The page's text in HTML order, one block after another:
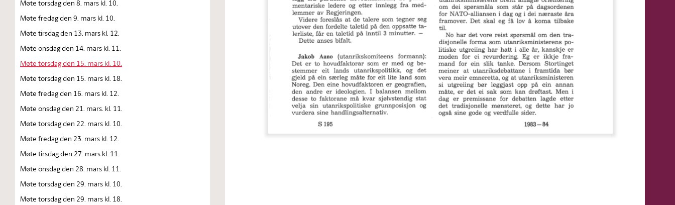
Møte torsdag den 8. mars kl. 10.
Møte fredag den 9. mars kl. 10.
Møte tirsdag den 13. mars kl. 12.
Møte onsdag den 14. mars kl. 11.
Møte torsdag den 15. mars kl. 10.
Møte torsdag den 15. mars kl. 18.
Møte fredag den 16. mars kl. 12.
Møte onsdag den 21. mars. kl. 11.
Møte torsdag den 22. mars kl. 10.
Møte fredag den 23. mars kl. 12.
Møte tirsdag den 27. mars kl. 11.
Møte onsdag den 28. mars kl. 11.
Møte torsdag den 29. mars kl. 10.
Møte torsdag den 29. mars kl. 18.